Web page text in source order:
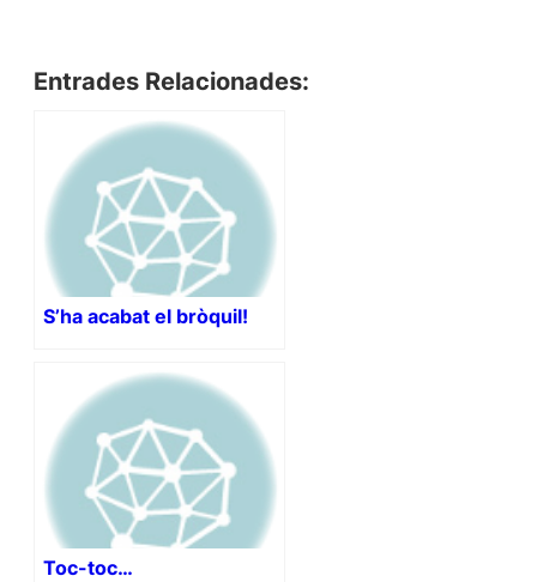
Entrades Relacionades:
S’ha acabat el bròquil!
Toc-toc…